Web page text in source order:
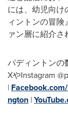
には、幼児向け
ィントンの冒
ァン層に紹介さ
パディントンの
XやInstagram
|
ngton |